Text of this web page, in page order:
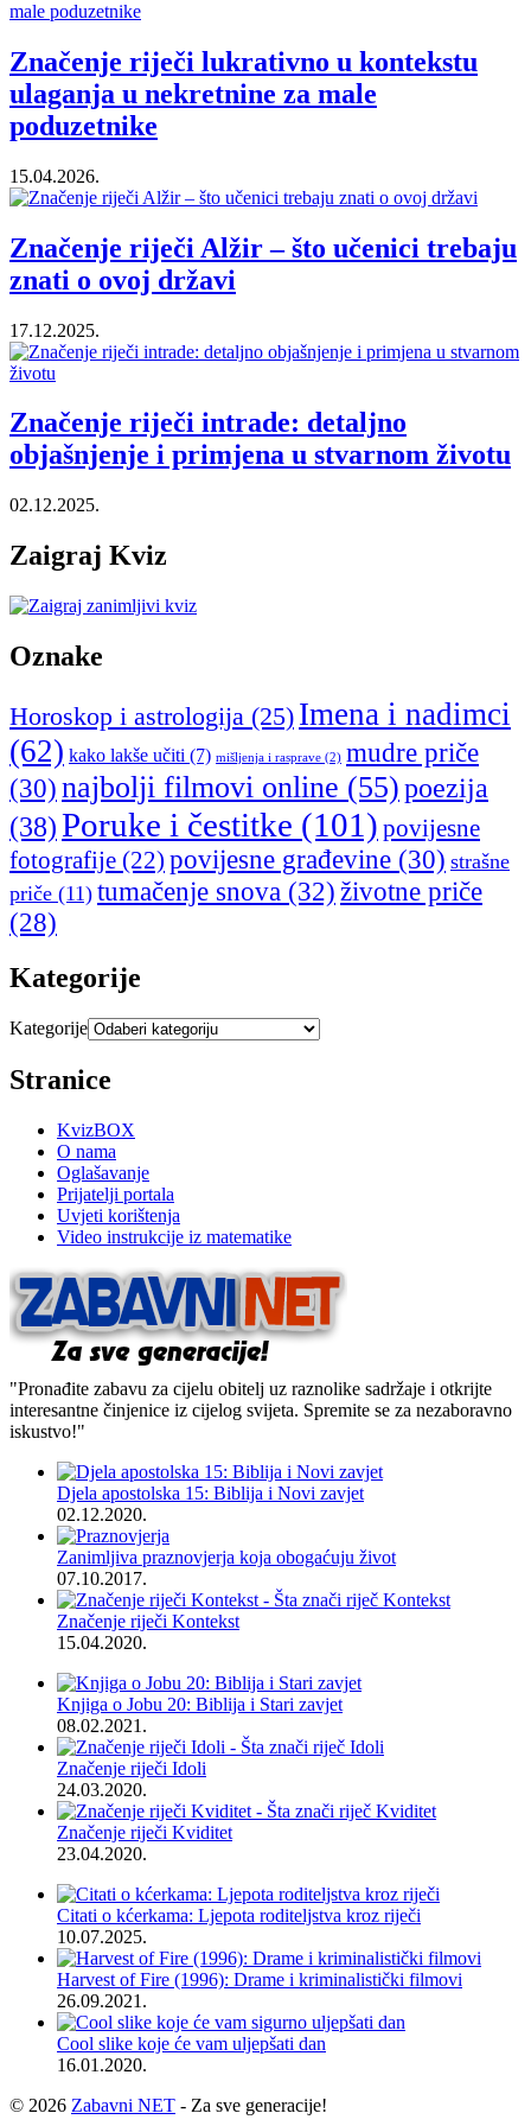
Značenje riječi lukrativno u kontekstu
ulaganja u nekretnine za male
poduzetnike
15.04.2026.
Značenje riječi Alžir – što učenici trebaju
znati o ovoj državi
17.12.2025.
Značenje riječi intrade: detaljno
objašnjenje i primjena u stvarnom životu
02.12.2025.
Zaigraj Kviz
Oznake
Horoskop i astrologija (25) Imena i nadimci
(62) kako lakše učiti (7) mišljenja i rasprave (2) mudre priče
(30) najbolji filmovi online (55)poezija
(38)Poruke i čestitke (101) povijesne
fotografije (22) povijesne građevine (30) strašne
priče (11) tumačenje snova (32) životne priče
(28)
Kategorije
Kategorije
Stranice
KvizBOX
O nama
Oglašavanje
Prijatelji portala
Uvjeti korištenja
Video instrukcije iz matematike
"Pronađite zabavu za cijelu obitelj uz raznolike sadržaje i otkrijte
interesantne činjenice iz cijelog svijeta. Spremite se za nezaboravno
iskustvo!"
Djela apostolska 15: Biblija i Novi zavjet
02.12.2020.
Zanimljiva praznovjerja koja obogaćuju život
07.10.2017.
Značenje riječi Kontekst
15.04.2020.
Knjiga o Jobu 20: Biblija i Stari zavjet
08.02.2021.
Značenje riječi Idoli
24.03.2020.
Značenje riječi Kviditet
23.04.2020.
Citati o kćerkama: Ljepota roditeljstva kroz riječi
10.07.2025.
Harvest of Fire (1996): Drame i kriminalistički filmovi
26.09.2021.
Cool slike koje će vam uljepšati dan
16.01.2020.
© 2026 Zabavni NET - Za sve generacije!